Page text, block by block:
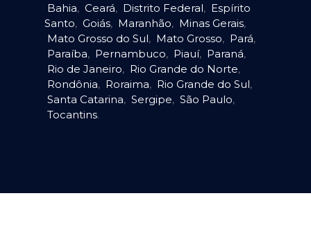
Bahia, Ceará, Distrito Federal, Espírito
Santo, Goiás, Maranhão, Minas Gerais,
Mato Grosso do Sul, Mato Grosso, Pará,
Paraíba, Pernambuco, Piauí, Paraná,
Rio de Janeiro, Rio Grande do Norte,
Rondônia, Roraima, Rio Grande do Sul,
Santa Catarina, Sergipe, São Paulo,
Tocantins.